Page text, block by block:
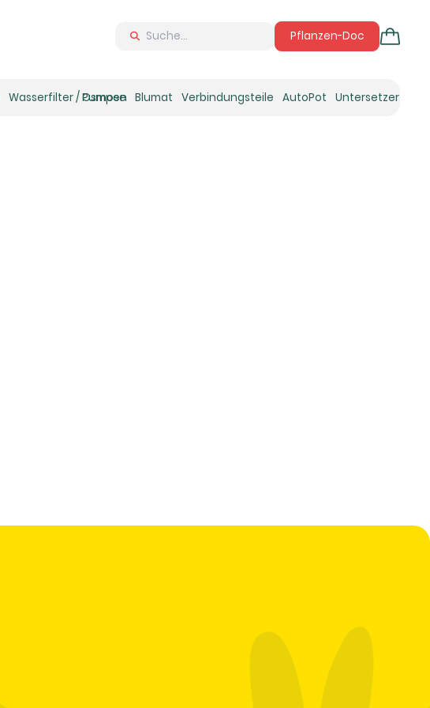
Pflanzen-Doc
Wasserfilter / Osmose
Pumpen Blumat Verbindungsteile AutoPot Untersetzer